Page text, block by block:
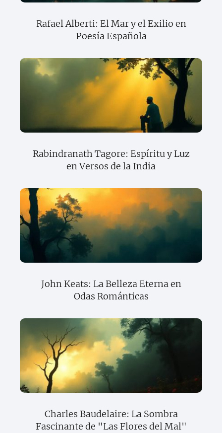
Rafael Alberti: El Mar y el Exilio en
Poesía Española
Rabindranath Tagore: Espíritu y Luz
en Versos de la India
John Keats: La Belleza Eterna en
Odas Románticas
Charles Baudelaire: La Sombra
Fascinante de "Las Flores del Mal"